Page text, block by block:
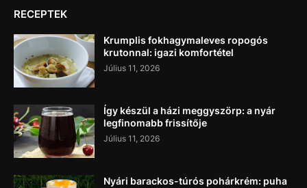
RECEPTEK
Krumplis fokhagymaleves ropogós
krutonnal: igazi komfortétel
Július 11, 2026
Így készül a házi meggyszörp: a nyár
legfinomabb frissítője
Július 11, 2026
Nyári barackos-túrós pohárkrém: puha